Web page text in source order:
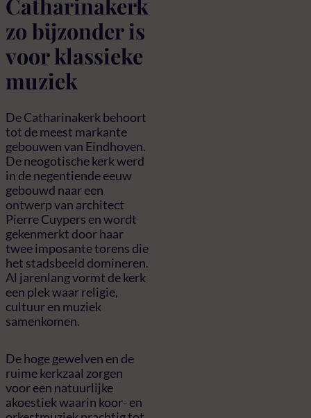
Catharinakerk
zo bijzonder is
voor klassieke
muziek
De Catharinakerk behoort
tot de meest markante
gebouwen van Eindhoven.
De neogotische kerk werd
in de negentiende eeuw
gebouwd naar een
ontwerp van architect
Pierre Cuypers en wordt
gekenmerkt door haar
twee imposante torens die
het stadsbeeld domineren.
Al jarenlang vormt de kerk
een plek waar religie,
cultuur en muziek
samenkomen.
De hoge gewelven en de
ruime kerkzaal zorgen
voor een natuurlijke
akoestiek waarin koor- en